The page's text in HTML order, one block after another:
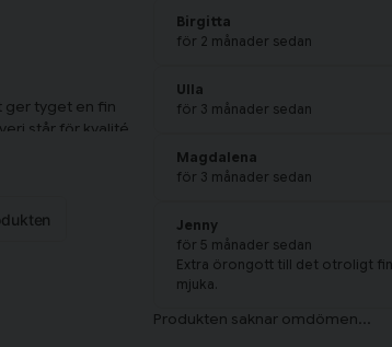
ger tyget en fin
står för kvalité
gör att de inte
Birgitta
för 2 månader sedan
Ulla
för 3 månader sedan
Magdalena
för 3 månader sedan
Jenny
för 5 månader sedan
Extra örongott till det otroligt
mjuka.